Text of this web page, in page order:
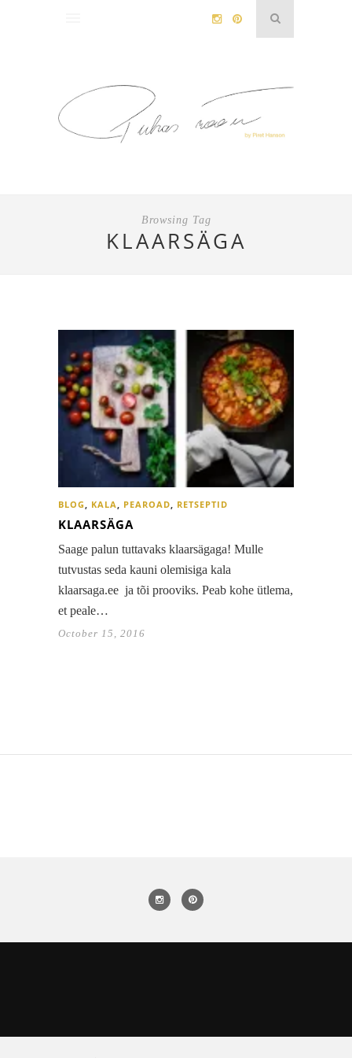
Browsing Tag
KLAARSÄGA
BLOG, KALA, PEAROAD, RETSEPTID
KLAARSÄGA
Saage palun tuttavaks klaarsägaga! Mulle
tutvustas seda kauni olemisiga kala
klaarsaga.ee ja tõi prooviks. Peab kohe ütlema,
et peale…
October 15, 2016